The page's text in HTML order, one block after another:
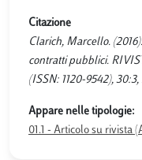
Citazione
Clarich, Marcello.
contratti pubblici.
(ISSN: 1120-9542), 30:3,
Appare nelle tipologie:
01.1 - Articolo su rivista